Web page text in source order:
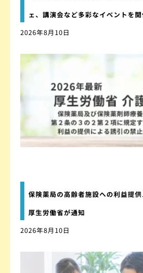
ェ、講演会など多彩なイベントを
2026年8月10日
保険薬局の高齢者施設への利益提
厚生労働省が通知
2026年8月10日